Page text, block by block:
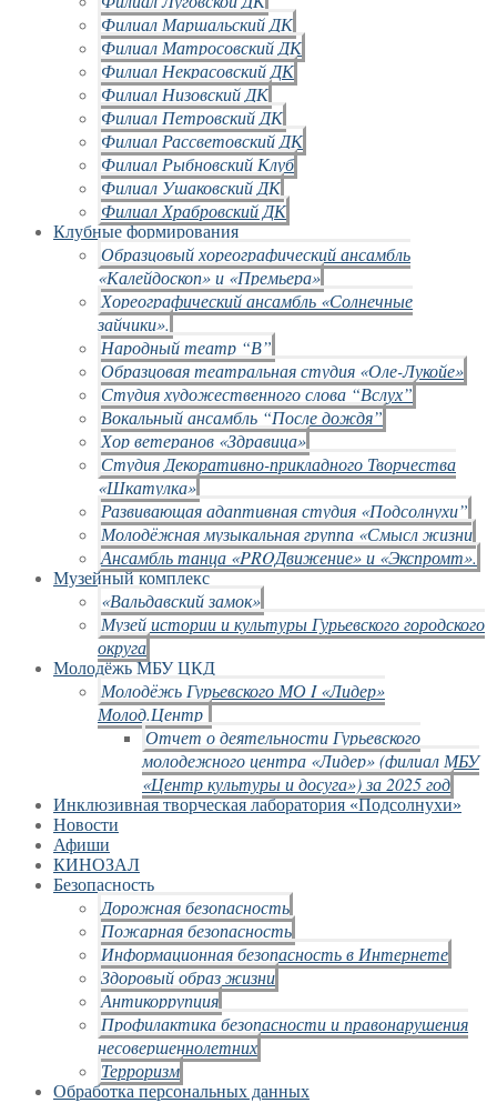
Филиал Маршальский ДК
Филиал Матросовский ДК
Филиал Некрасовский ДК
Филиал Низовский ДК
Филиал Петровский ДК
Филиал Рассветовский ДК
Филиал Рыбновский Клуб
Филиал Ушаковский ДК
Филиал Храбровский ДК
Клубные формирования
Образцовый хореографический ансамбль
«Калейдоскоп» и «Премьера»
Хореографический ансамбль «Солнечные
зайчики».
Народный театр “В”
Образцовая театральная студия «Оле-Лукойе»
Студия художественного слова “Вслух”
Вокальный ансамбль “После дождя”
Хор ветеранов «Здравица»
Студия Декоративно-прикладного Творчества
«Шкатулка»
Развивающая адаптивная студия «Подсолнухи”
Молодёжная музыкальная группа «Смысл жизни
Ансамбль танца «PROДвижение» и «Экспромт».
Музейный комплекс
«Вальдавский замок»
Музей истории и культуры Гурьевского городского
округа
Молодёжь МБУ ЦКД
Молодёжь Гурьевского МО I «Лидер»
Молод.Центр
Отчет о деятельности Гурьевского
молодежного центра «Лидер» (филиал МБУ
«Центр культуры и досуга») за 2025 год
Инклюзивная творческая лаборатория «Подсолнухи»
Новости
Афиши
КИНОЗАЛ
Безопасность
Дорожная безопасность
Пожарная безопасность
Информационная безопасность в Интернете
Здоровый образ жизни
Антикоррупция
Профилактика безопасности и правонарушения
несовершеннолетних
Терроризм
Обработка персональных данных